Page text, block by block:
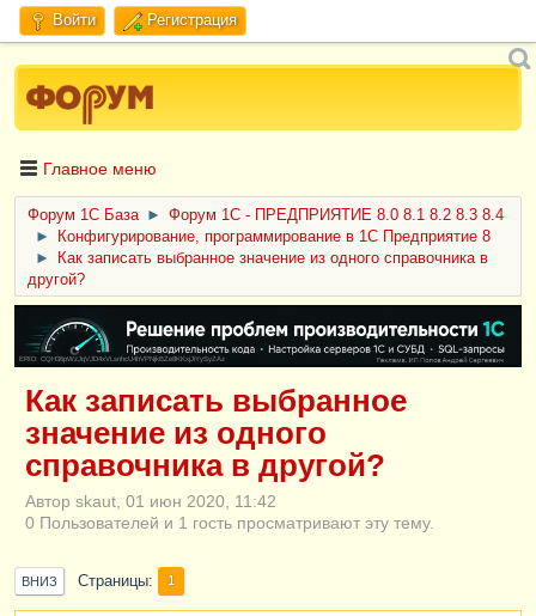
Войти Регистрация
Главное меню
Форум 1C База ►
Форум 1С - ПРЕДПРИЯТИЕ 8.0 8.1 8.2 8.3 8.4
►
Конфигурирование, программирование в 1С Предприятие 8
►
Как записать выбранное значение из одного справочника в
другой?
ERID: CQH36pWzJqVJD4xVLsnhcU4hVPNjkBZe8KKxjJiYySyZAz
Как записать выбранное
значение из одного
справочника в другой?
Автор skaut, 01 июн 2020, 11:42
0 Пользователей и 1 гость просматривают эту тему.
ВНИЗ Страницы 1